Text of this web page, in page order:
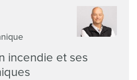
incendie et ses